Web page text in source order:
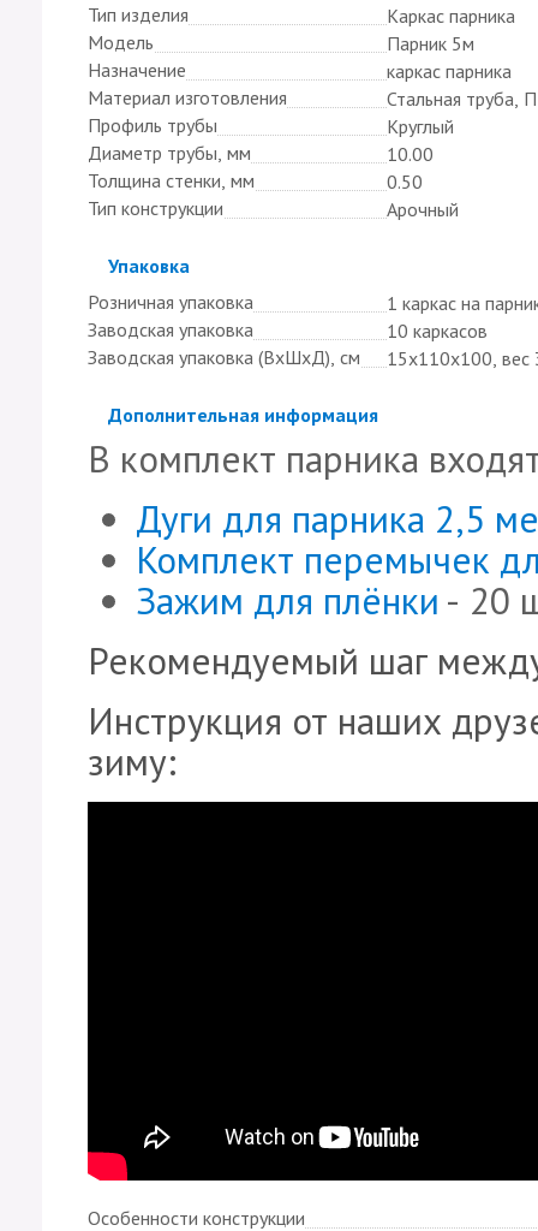
Тип изделия
Каркас парника
Модель
Парник 5м
Назначение
каркас парника
Материал изготовления
Стальная труба,
Профиль трубы
Круглый
Диаметр трубы, мм
10.00
Толщина стенки, мм
0.50
Тип конструкции
Арочный
Скрыть
Упаковка
Розничная упаковка
1 каркас на
Заводская упаковка
10 каркасов
Заводская упаковка (ВхШхД), см
15х110х100, вес
Скрыть
Дополнительная информация
В комплект парника
Дуги для парника 2,5
Комплект перемычек
Зажим для плёнки - 20
Рекомендуемый шаг
Инструкция от наших
зиму:
Особенности конструкции